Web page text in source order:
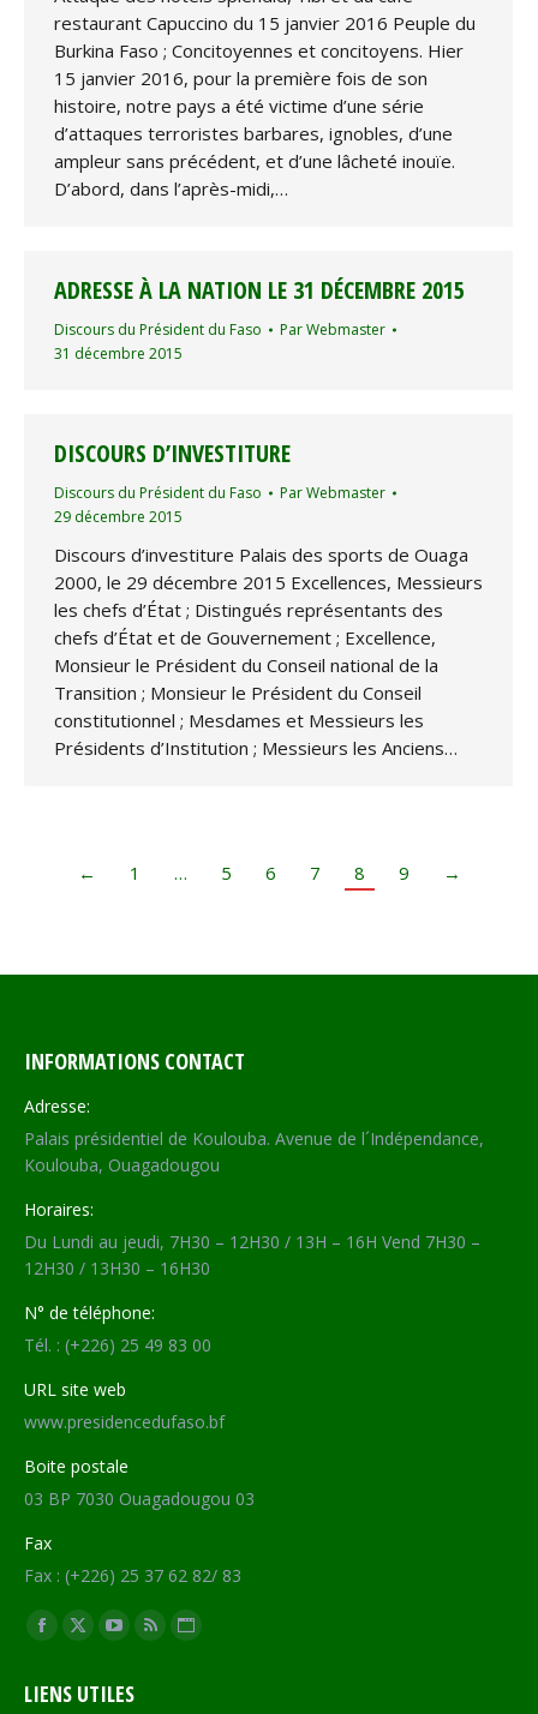
restaurant Capuccino du 15 janvier 2016 Peuple du
Burkina Faso ; Concitoyennes et concitoyens. Hier
15 janvier 2016, pour la première fois de son
histoire, notre pays a été victime d’une série
d’attaques terroristes barbares, ignobles, d’une
ampleur sans précédent, et d’une lâcheté inouïe.
D’abord, dans l’après-midi,…
ADRESSE À LA NATION LE 31 DÉCEMBRE 2015
Discours du Président du Faso ParWebmaster
31 décembre 2015
DISCOURS D’INVESTITURE
Discours du Président du Faso ParWebmaster
29 décembre 2015
Discours d’investiture Palais des sports de Ouaga
2000, le 29 décembre 2015 Excellences, Messieurs
les chefs d’État ; Distingués représentants des
chefs d’État et de Gouvernement ; Excellence,
Monsieur le Président du Conseil national de la
Transition ; Monsieur le Président du Conseil
constitutionnel ; Mesdames et Messieurs les
Présidents d’Institution ; Messieurs les Anciens…
← 1 … 5 6 7 8 9 →
INFORMATIONS CONTACT
Adresse:
Palais présidentiel de Koulouba. Avenue de l´Indépendance,
Koulouba, Ouagadougou
Horaires:
Du Lundi au jeudi, 7H30 – 12H30 / 13H – 16H Vend 7H30 –
12H30 / 13H30 – 16H30
N° de téléphone:
Tél. : (+226) 25 49 83 00
URL site web
www.presidencedufaso.bf
Boite postale
03 BP 7030 Ouagadougou 03
Fax
Fax : (+226) 25 37 62 82/ 83
Trouvez nous sur :
Facebook
opens
X
opens
YouTube
opens
RSS Site
LIENS UTILES